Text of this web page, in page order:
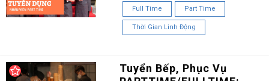
Full Time Part Time
Thời Gian Linh Động
Tuyển Bếp, Phục Vụ